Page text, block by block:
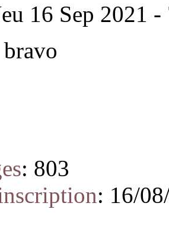
16 Sep 2021 -
: 803
: 16/